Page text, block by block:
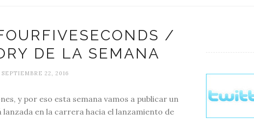
/
DE LA SEMANA
SEPTIEMBRE 22, 2016
y por eso esta semana vamos a publicar un
lanzada en la carrera hacia el lanzamiento de